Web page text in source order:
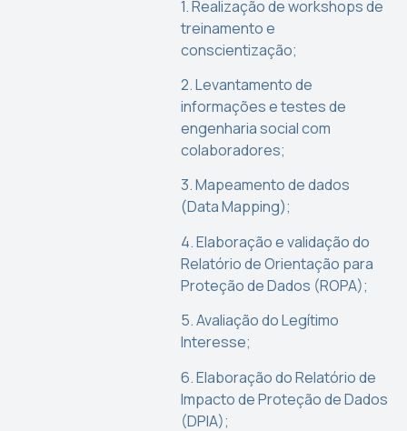
1. Realização de workshops de
treinamento e
conscientização;
2. Levantamento de
informações e testes de
engenharia social com
colaboradores;
3. Mapeamento de dados
(Data Mapping);
4. Elaboração e validação do
Relatório de Orientação para
Proteção de Dados (ROPA);
5. Avaliação do Legítimo
Interesse;
6. Elaboração do Relatório de
Impacto de Proteção de Dados
(DPIA);